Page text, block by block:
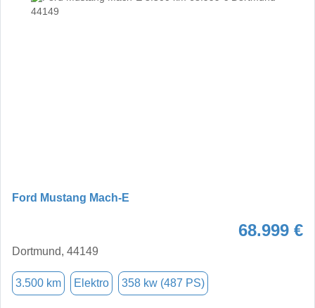
Ford Mustang Mach-E
68.999 €
Dortmund, 44149
3.500 km Elektro 358 kw (487 PS)